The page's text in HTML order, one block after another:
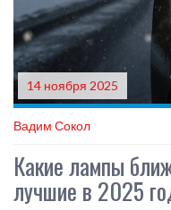
14 ноября 2025
Вадим Сокол
Какие лампы
лучшие в 2025